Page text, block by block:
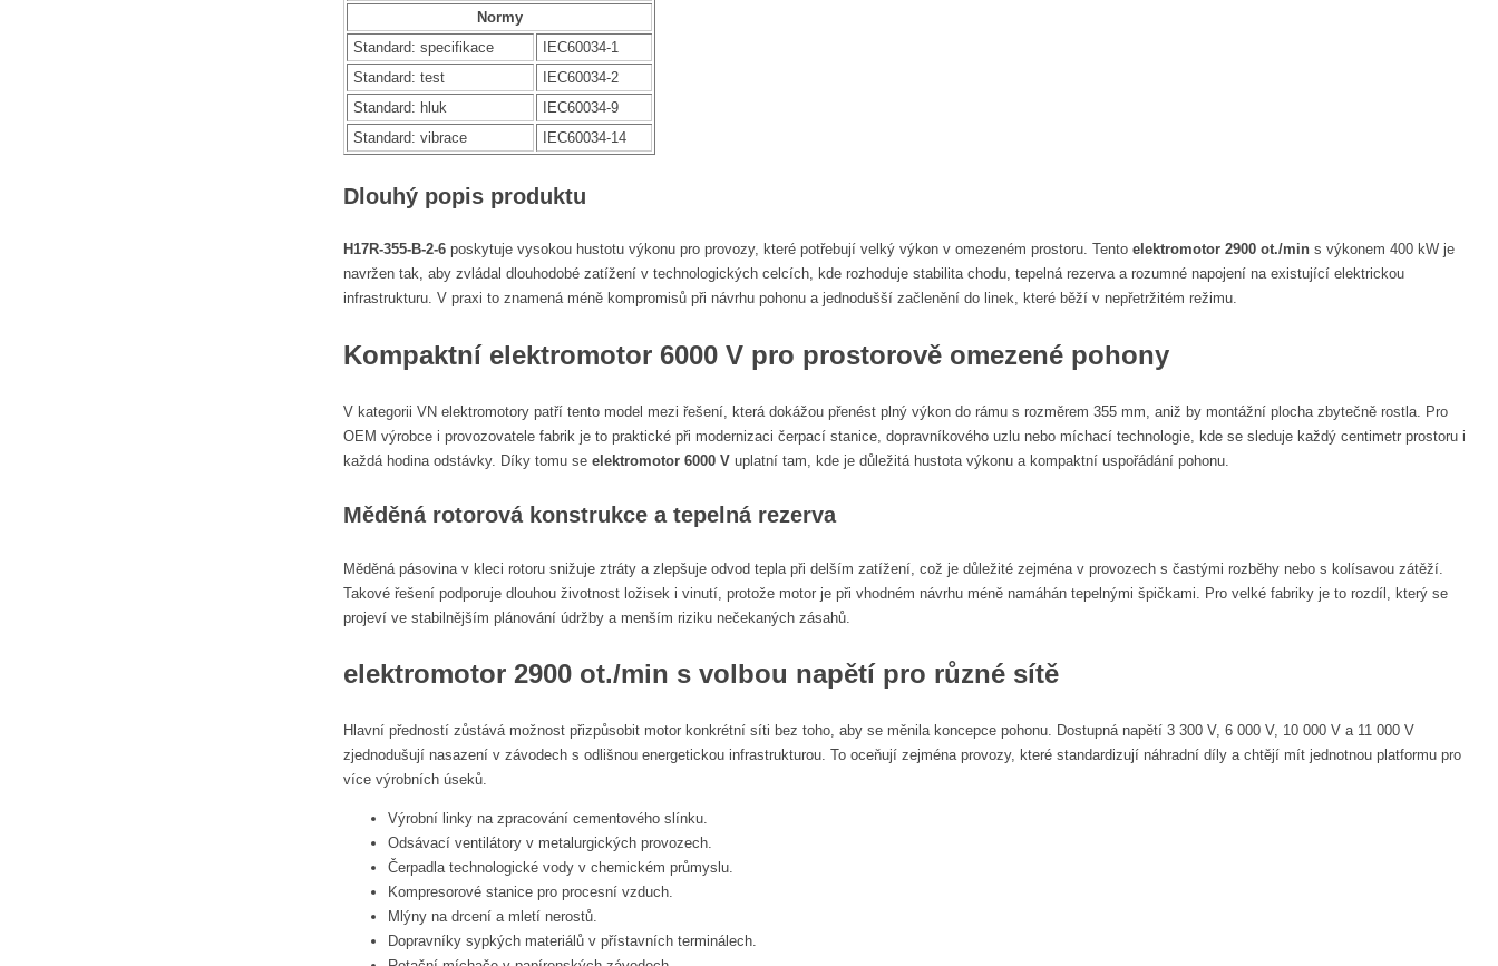
Normy
Standard: specifikace
IEC60034-1
Standard: test
IEC60034-2
Standard: hluk
IEC60034-9
Standard: vibrace
IEC60034-14
Dlouhý popis produktu
H17R-355-B-2-6 poskytuje vysokou hustotu výkonu pro provozy, které potřebují velký výkon v omezeném prostoru. Tento elektromotor 2900 ot./min s výkonem 400 kW je
navržen tak, aby zvládal dlouhodobé zatížení v technologických celcích, kde rozhoduje stabilita chodu, tepelná rezerva a rozumné napojení na existující elektrickou
infrastrukturu. V praxi to znamená méně kompromisů při návrhu pohonu a jednodušší začlenění do linek, které běží v nepřetržitém režimu.
Kompaktní elektromotor 6000 V pro prostorově omezené pohony
V kategorii VN elektromotory patří tento model mezi řešení, která dokážou přenést plný výkon do rámu s rozměrem 355 mm, aniž by montážní plocha zbytečně rostla. Pro
OEM výrobce i provozovatele fabrik je to praktické při modernizaci čerpací stanice, dopravníkového uzlu nebo míchací technologie, kde se sleduje každý centimetr prostoru i
každá hodina odstávky. Díky tomu se elektromotor 6000 V uplatní tam, kde je důležitá hustota výkonu a kompaktní uspořádání pohonu.
Měděná rotorová konstrukce a tepelná rezerva
Měděná pásovina v kleci rotoru snižuje ztráty a zlepšuje odvod tepla při delším zatížení, což je důležité zejména v provozech s častými rozběhy nebo s kolísavou zátěží.
Takové řešení podporuje dlouhou životnost ložisek i vinutí, protože motor je při vhodném návrhu méně namáhán tepelnými špičkami. Pro velké fabriky je to rozdíl, který se
projeví ve stabilnějším plánování údržby a menším riziku nečekaných zásahů.
elektromotor 2900 ot./min s volbou napětí pro různé sítě
Hlavní předností zůstává možnost přizpůsobit motor konkrétní síti bez toho, aby se měnila koncepce pohonu. Dostupná napětí 3 300 V, 6 000 V, 10 000 V a 11 000 V
zjednodušují nasazení v závodech s odlišnou energetickou infrastrukturou. To oceňují zejména provozy, které standardizují náhradní díly a chtějí mít jednotnou platformu pro
více výrobních úseků.
Výrobní linky na zpracování cementového slínku.
Odsávací ventilátory v metalurgických provozech.
Čerpadla technologické vody v chemickém průmyslu.
Kompresorové stanice pro procesní vzduch.
Mlýny na drcení a mletí nerostů.
Dopravníky sypkých materiálů v přístavních terminálech.